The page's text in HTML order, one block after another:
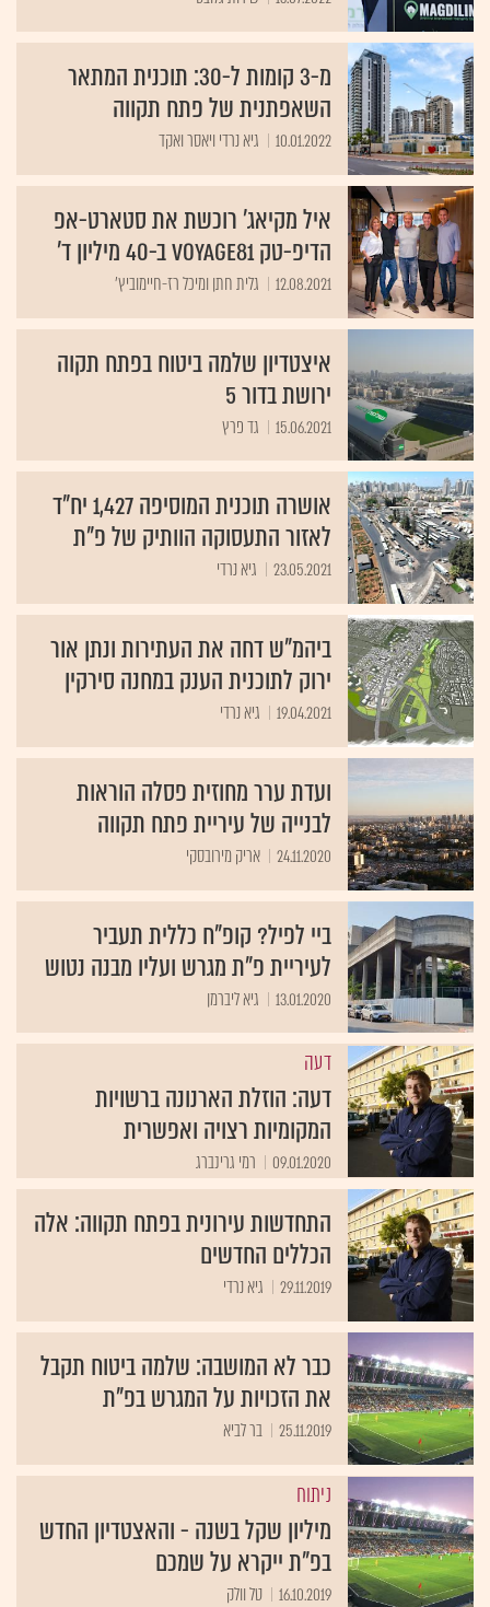
מ-3 קומות ל-30: תוכנית המתאר
השאפתנית של פתח תקווה
10.01.2022 גיא נרדי ויאסר ואקד
איל מקיאג' רוכשת את סטארט-אפ
הדיפ-טק Voyage81 ב-40 מיליון ד'
12.08.2021 גלית חתן ומיכל רז-חיימוביץ'
איצטדיון שלמה ביטוח בפתח תקוה
ירושת בדור 5
15.06.2021 גד פרץ
אושרה תוכנית המוסיפה 1,427 יח"ד
לאזור התעסוקה הוותיק של פ"ת
23.05.2021 גיא נרדי
ביהמ"ש דחה את העתירות ונתן אור
ירוק לתוכנית הענק במחנה סירקין
19.04.2021 גיא נרדי
ועדת ערר מחוזית פסלה הוראות
לבנייה של עיריית פתח תקווה
24.11.2020 אריק מירובסקי
ביי לפיל? קופ"ח כללית תעביר
לעיריית פ"ת מגרש ועליו מבנה נטוש
13.01.2020 גיא ליברמן
דעה
דעה: הוזלת הארנונה ברשויות
המקומיות רצויה ואפשרית
09.01.2020 רמי גרינברג
התחדשות עירונית בפתח תקווה: אלה
הכללים החדשים
29.11.2019 גיא נרדי
כבר לא המושבה: שלמה ביטוח תקבל
את הזכויות על המגרש בפ"ת
25.11.2019 בר לביא
ניתוח
מיליון שקל בשנה - והאצטדיון החדש
בפ"ת ייקרא על שמכם
16.10.2019 טל וולק